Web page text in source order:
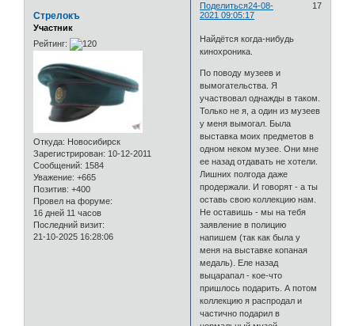
Поделиться 17
24-08-
2021 09:05:17
Стрелокъ
Участник
Рейтинг:
Откуда: Новосибирск
Зарегистрирован: 10-12-2011
Сообщений: 1584
Уважение: +665
Позитив: +400
Провел на форуме:
16 дней 11 часов
Последний визит:
21-10-2025 16:28:06
Найдётся когда-нибудь
кинохроника.
По поводу музеев и
вымогательства. Я
участвовал однажды в таком.
Только не я, а один из музеев
у меня вымогал. Была
выставка моих предметов в
одном неком музее. Они мне
ее назад отдавать не хотели.
Лишних полгода даже
продержали. И говорят - а ты
оставь свою коллекцию нам.
Не оставишь - мы на тебя
заявление в полицию
напишем (так как была у
меня на выставке копаная
медаль). Еле назад
выцарапал - кое-что
пришлось подарить. А потом
коллекцию я распродал и
частично подарил в